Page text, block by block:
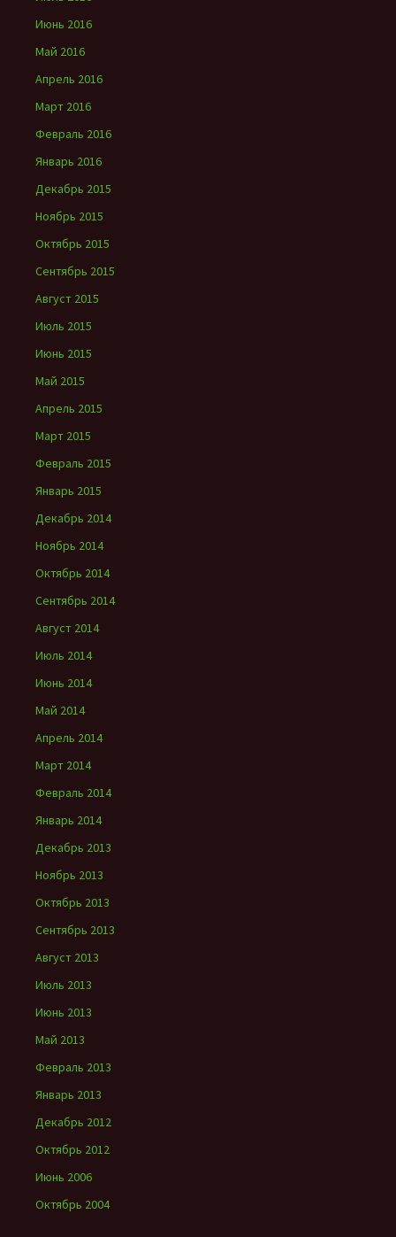
Июнь 2016
Май 2016
Апрель 2016
Март 2016
Февраль 2016
Январь 2016
Декабрь 2015
Ноябрь 2015
Октябрь 2015
Сентябрь 2015
Август 2015
Июль 2015
Июнь 2015
Май 2015
Апрель 2015
Март 2015
Февраль 2015
Январь 2015
Декабрь 2014
Ноябрь 2014
Октябрь 2014
Сентябрь 2014
Август 2014
Июль 2014
Июнь 2014
Май 2014
Апрель 2014
Март 2014
Февраль 2014
Январь 2014
Декабрь 2013
Ноябрь 2013
Октябрь 2013
Сентябрь 2013
Август 2013
Июль 2013
Июнь 2013
Май 2013
Февраль 2013
Январь 2013
Декабрь 2012
Октябрь 2012
Июнь 2006
Октябрь 2004